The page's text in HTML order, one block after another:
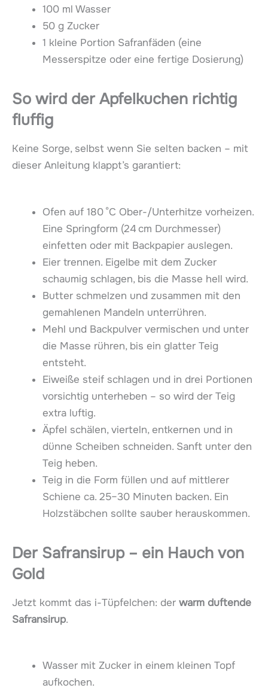
100 ml Wasser
50 g Zucker
1 kleine Portion Safranfäden (eine
Messerspitze oder eine fertige Dosierung)
So wird der Apfelkuchen richtig
fluffig
Keine Sorge, selbst wenn Sie selten backen – mit
dieser Anleitung klappt’s garantiert:
Ofen auf 180 °C Ober-/Unterhitze vorheizen.
Eine Springform (24 cm Durchmesser)
einfetten oder mit Backpapier auslegen.
Eier trennen. Eigelbe mit dem Zucker
schaumig schlagen, bis die Masse hell wird.
Butter schmelzen und zusammen mit den
gemahlenen Mandeln unterrühren.
Mehl und Backpulver vermischen und unter
die Masse rühren, bis ein glatter Teig
entsteht.
Eiweiße steif schlagen und in drei Portionen
vorsichtig unterheben – so wird der Teig
extra luftig.
Äpfel schälen, vierteln, entkernen und in
dünne Scheiben schneiden. Sanft unter den
Teig heben.
Teig in die Form füllen und auf mittlerer
Schiene ca. 25–30 Minuten backen. Ein
Holzstäbchen sollte sauber herauskommen.
Der Safransirup – ein Hauch von
Gold
Jetzt kommt das i-Tüpfelchen: der warm duftende
Safransirup.
Wasser mit Zucker in einem kleinen Topf
aufkochen.